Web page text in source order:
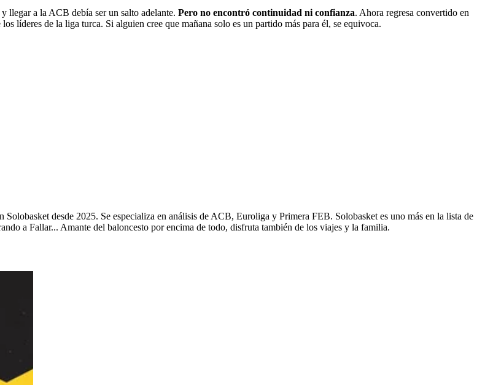
llegar a la ACB debía ser un salto adelante. Pero no encontró continuidad ni confianza. Ahora regresa convertido en
líderes de la liga turca. Si alguien cree que mañana solo es un partido más para él, se equivoca.
desde 2025. Se especializa en análisis de ACB, Euroliga y Primera FEB. Solobasket es uno más en la lista de
a Fallar... Amante del baloncesto por encima de todo, disfruta también de los viajes y la familia.